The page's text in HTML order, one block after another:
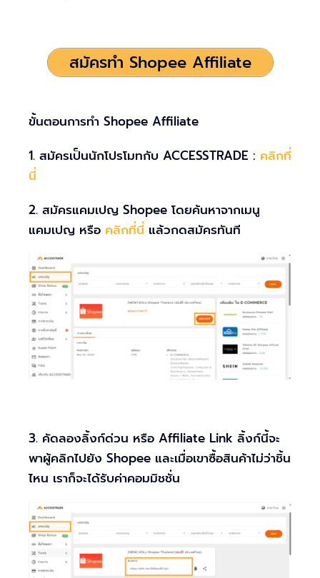
สมัครทำ Shopee Affiliate
ขั้นตอนการทำ Shopee Affiliate
1. สมัครเป็นนักโปรโมทกับ ACCESSTRADE : คลิกที่
นี่
2. สมัครแคมเปญ Shopee โดยค้นหาจากเมนู
แคมเปญ หรือ คลิกที่นี่ แล้วกดสมัครทันที
3. คัดลองลิ้งก์ด่วน หรือ Affiliate Link ลิ้งก์นี้จะ
พาผู้คลิกไปยัง Shopee และเมื่อเขาซื้อสินค้าไม่ว่าชิ้น
ไหน เราก็จะได้รับค่าคอมมิชชั่น